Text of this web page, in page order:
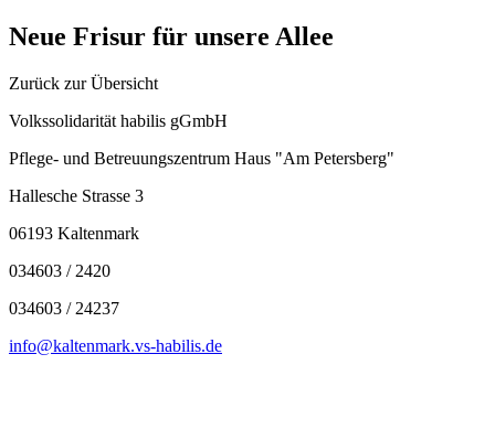
Neue Frisur für unsere Allee
Zurück zur Übersicht
Volkssolidarität habilis gGmbH
Pflege- und Betreuungszentrum Haus "Am Petersberg"
Hallesche Strasse 3
06193 Kaltenmark
034603 / 2420
034603 / 24237
info@kaltenmark.vs-habilis.de